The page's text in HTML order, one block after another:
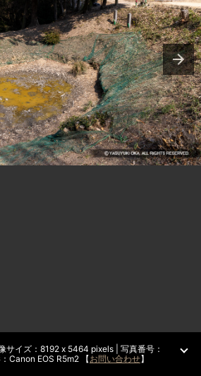
サイズ：8192 x 5464 pixels | 写真番号：
Canon EOS R5m2 【お問い合わせ】